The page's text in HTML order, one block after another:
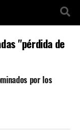
"pérdida de
por los